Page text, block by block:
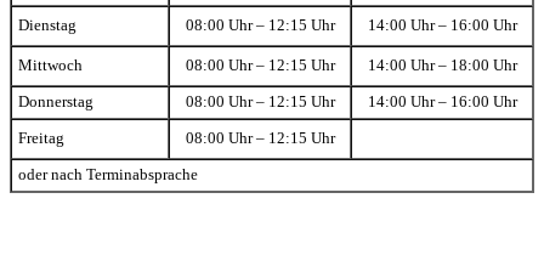
Dienstag 08:00 Uhr – 12:15 Uhr 14:00 Uhr – 16:00 Uhr
Mittwoch 08:00 Uhr – 12:15 Uhr 14:00 Uhr – 18:00 Uhr
Donnerstag 08:00 Uhr – 12:15 Uhr 14:00 Uhr – 16:00 Uhr
Freitag 08:00 Uhr – 12:15 Uhr
oder nach Terminabsprache